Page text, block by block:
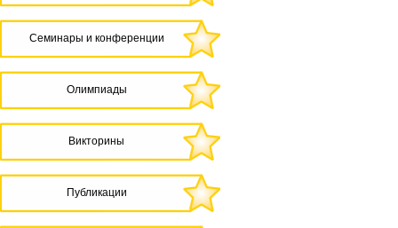
Семинары и конференции
Олимпиады
Викторины
Публикации